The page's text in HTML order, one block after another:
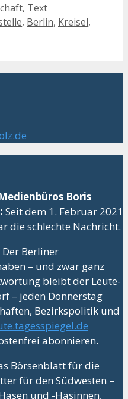
, Text
, Berlin, Kreisel,
Boris
Seit dem 1. Februar 2021
die schlechte Nachricht.
Der Berliner
– und zwar ganz
bleibt der Leute-
– jeden Donnerstag
Bezirkspolitik und
abonnieren.
Börsenblatt für die
für den Südwesten –
und -Häsinnen,